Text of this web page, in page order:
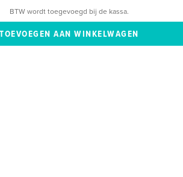
BTW wordt toegevoegd bij de kassa.